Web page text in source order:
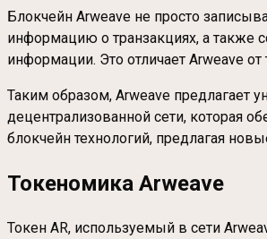
Блокчейн Arweave не просто
информацию о транзакциях, а также
информации. Это отличает Arweave
Таким образом, Arweave предлагает
децентрализованной сети, которая
блокчейн технологий, предлагая
Токеномика Arweave
Токен AR, используемый в сети